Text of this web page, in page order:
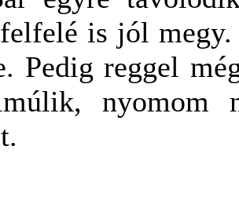
is jól
Pedig reggel
nyomom